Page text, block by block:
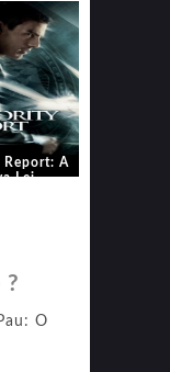
A
Lei
O